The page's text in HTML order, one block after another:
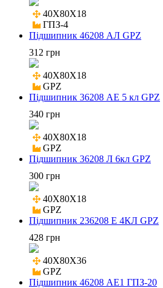
40X80X18
ГПЗ-4
Підшипник 46208 АЛ GPZ
312 грн
40X80X18
GPZ
Підшипник 36208 АЕ 5 кл GPZ
340 грн
40X80X18
GPZ
Підшипник 36208 Л 6кл GPZ
300 грн
40X80X18
GPZ
Підшипник 236208 Е 4КЛ GPZ
428 грн
40X80X36
GPZ
Підшипник 46208 АЕ1 ГПЗ-20